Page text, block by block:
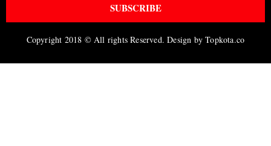
SUBSCRIBE
Copyright 2018 © All rights Reserved. Design by Topkota.co